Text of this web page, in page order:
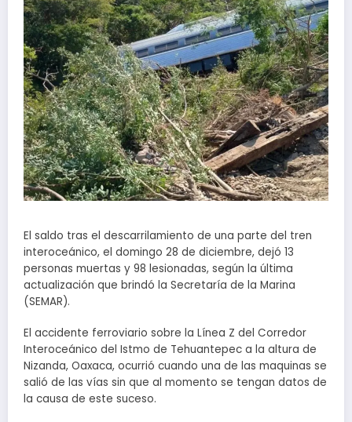
El saldo tras el descarrilamiento de una parte del tren
interoceánico, el domingo 28 de diciembre, dejó 13
personas muertas y 98 lesionadas, según la última
actualización que brindó la Secretaría de la Marina
(SEMAR).
El accidente ferroviario sobre la Línea Z del Corredor
Interoceánico del Istmo de Tehuantepec a la altura de
Nizanda, Oaxaca, ocurrió cuando una de las maquinas se
salió de las vías sin que al momento se tengan datos de
la causa de este suceso.